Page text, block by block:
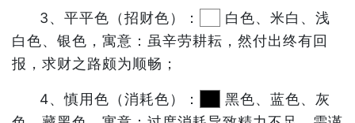
3、平平色（招财色）：
白色、米白、浅
白色、银色，寓意：虽辛劳耕耘，然付出终有回
报，求财之路颇为顺畅；
4、慎用色（消耗色）：
黑色、蓝色、灰